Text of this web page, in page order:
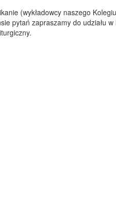
(wykładowcy naszego
pytań zapraszamy do udziału